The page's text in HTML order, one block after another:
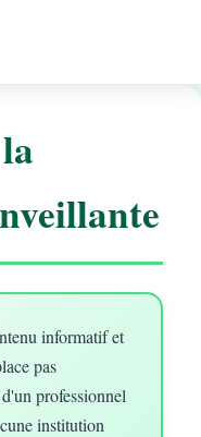
informatif et
pas
professionnel
institution